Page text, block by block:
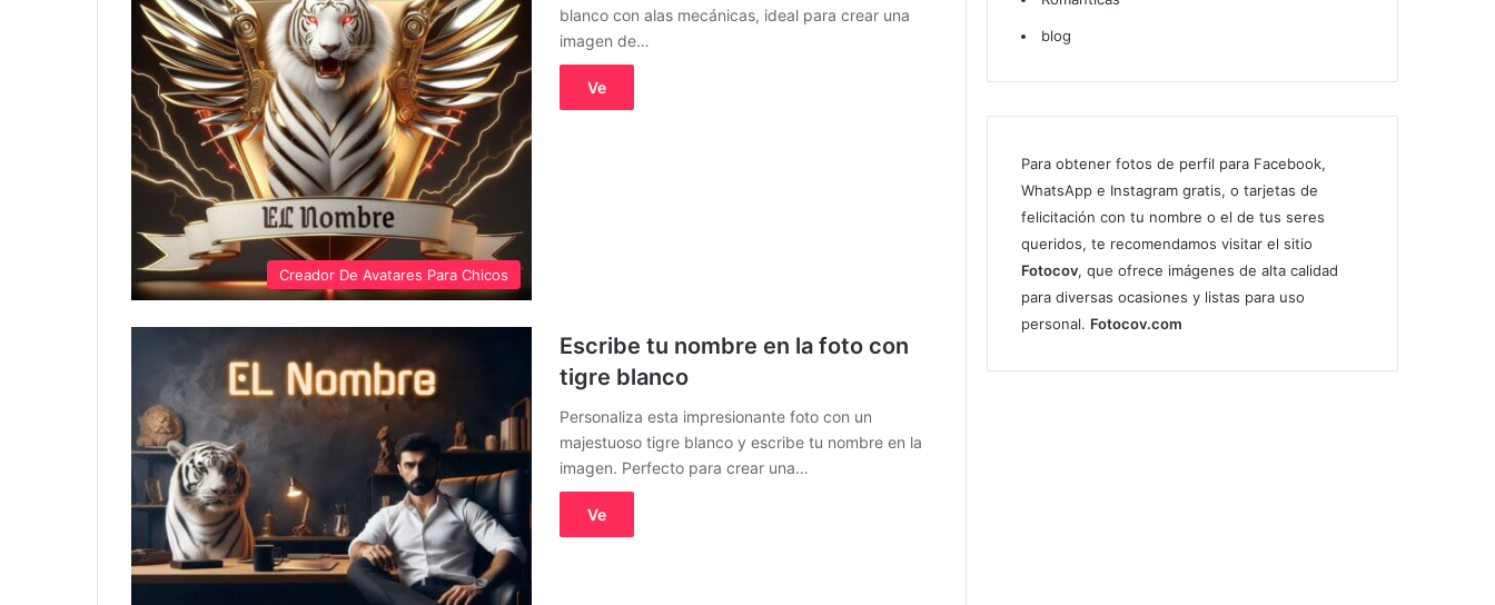
Creador De Avatares Para Chicos
blanco con alas mecánicas, ideal para crear una
imagen de…
Ve
Escribe tu nombre en la foto con
tigre blanco
Personaliza esta impresionante foto con un
majestuoso tigre blanco y escribe tu nombre en la
imagen. Perfecto para crear una…
Ve
blog
Para obtener fotos de perfil para Facebook,
WhatsApp e Instagram gratis, o tarjetas de
felicitación con tu nombre o el de tus seres
queridos, te recomendamos visitar el sitio
Fotocov, que ofrece imágenes de alta calidad
para diversas ocasiones y listas para uso
personal. Fotocov.com